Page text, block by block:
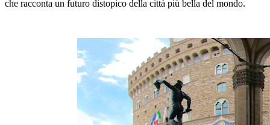
che racconta un futuro distopico della città più bella del mondo.